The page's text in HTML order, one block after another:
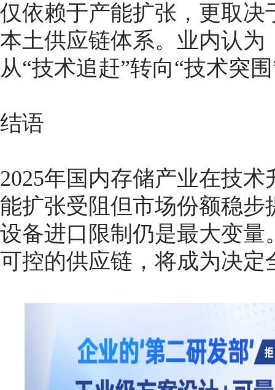
仅依赖于产能扩张，更取
本土供应链体系。业内认
从“技术追赶”转向“技术突
结语
2025年国内存储产业在技
能扩张受阻但市场份额稳
设备进口限制仍是最大变
可控的供应链，将成为决